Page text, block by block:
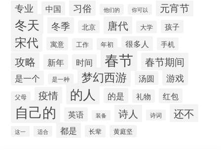
专业 中国 习俗 他们的 你可以 元宵节
冬天 冬季 北京 唐代 大学 孩子
宋代 寓意 工作 年初 很多人 手机
攻略 新年 时间 春节 春节期间
是一个 是一种 梦幻西游 汤圆 游戏
父母 疫情 的人 的是 礼物 红包
自己的 英语 装备 诗人 诗词 还不
这一 适合 都是 长辈 黄庭坚